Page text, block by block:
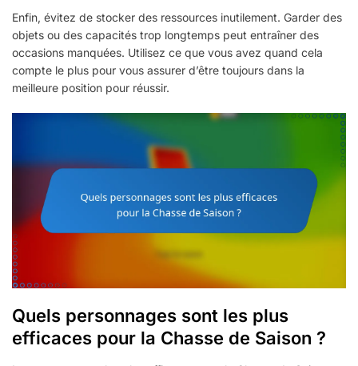
Enfin, évitez de stocker des ressources inutilement. Garder des
objets ou des capacités trop longtemps peut entraîner des
occasions manquées. Utilisez ce que vous avez quand cela
compte le plus pour vous assurer d’être toujours dans la
meilleure position pour réussir.
Quels personnages sont les plus
efficaces pour la Chasse de Saison ?